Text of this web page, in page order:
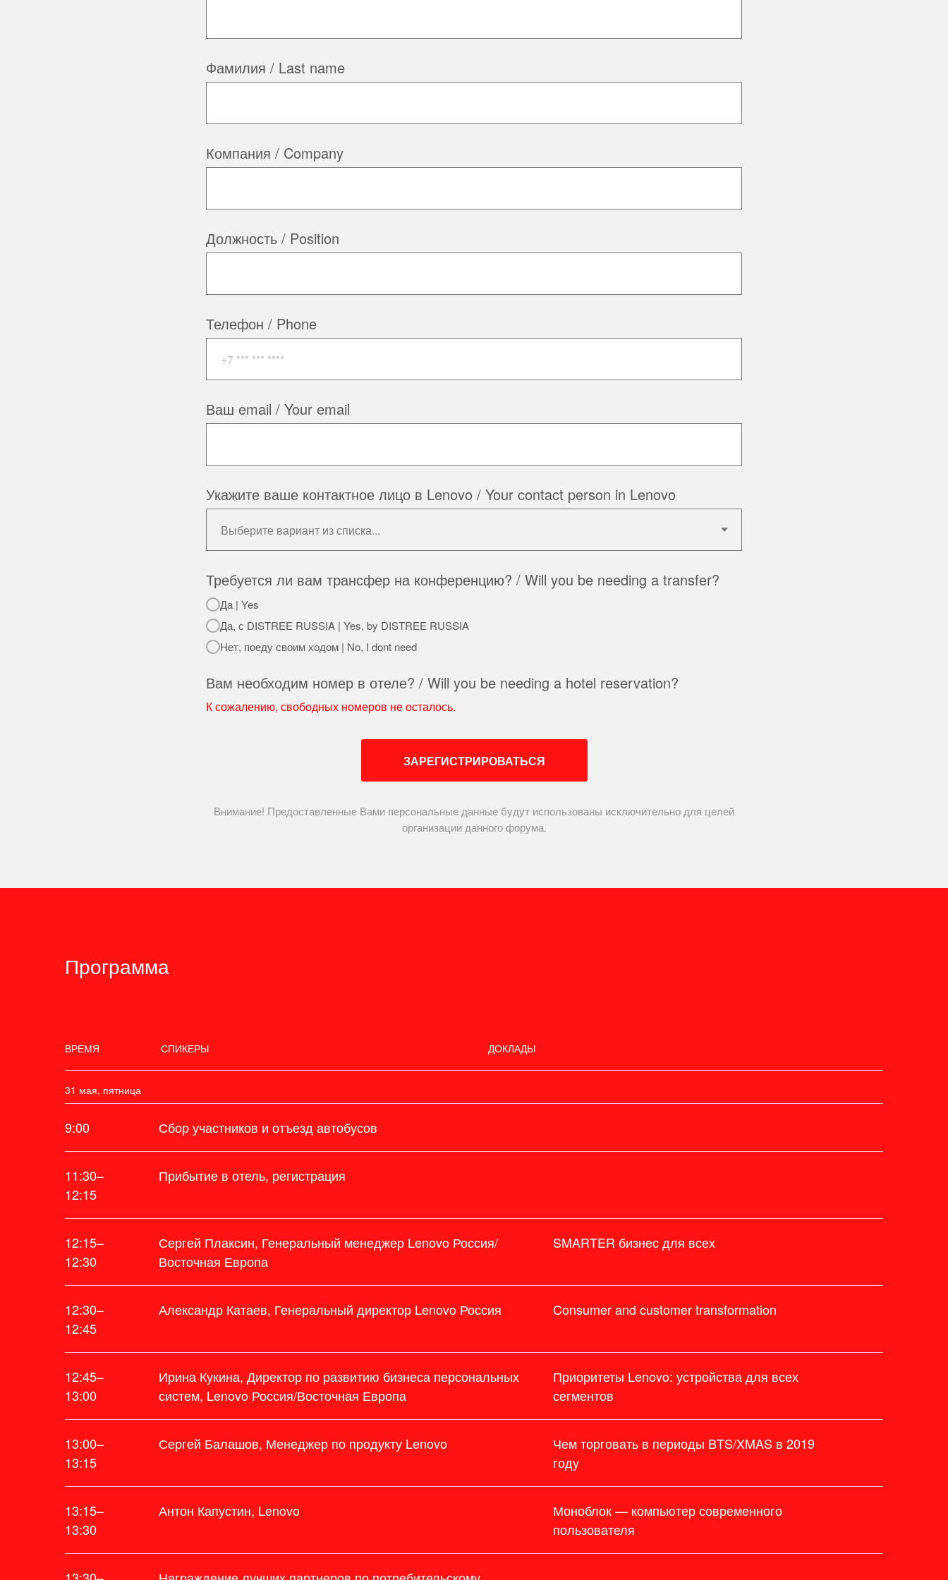
Фамилия / Last name
Компания / Company
Должность / Position
Телефон / Phone
Ваш email / Your email
Укажите ваше контактное лицо в Lenovo / Your contact person in Lenovo
Требуется ли вам трансфер на конференцию? / Will you be needing a transfer?
Да | Yes
Да, с DISTREE RUSSIA | Yes, by DISTREE RUSSIA
Нет, поеду своим ходом | No, I dont need
Вам необходим номер в отеле? / Will you be needing a hotel reservation?
К сожалению, свободных номеров не осталось.
ЗАРЕГИСТРИРОВАТЬСЯ
Внимание! Предоставленные Вами персональные данные будут использованы исключительно для целей
организации данного форума.
Программа
ВРЕМЯ СПИКЕРЫ ДОКЛАДЫ
31 мая, пятница
9:00 Сбор участников и отъезд автобусов
11:30–
12:15
Прибытие в отель, регистрация
12:15–
12:30
Сергей Плаксин, Генеральный менеджер Lenovo Россия/
Восточная Европа
SMARTER бизнес для всех
12:30–
12:45
Александр Катаев, Генеральный директор Lenovo Россия Consumer and customer transformation
12:45–
13:00
Ирина Кукина, Директор по развитию бизнеса персональных
систем, Lenovo Россия/Восточная Европа
Приоритеты Lenovo: устройства для всех
сегментов
13:00–
13:15
Сергей Балашов, Менеджер по продукту Lenovo
Чем торговать в периоды BTS/XMAS в 2019
году
13:15–
13:30
Антон Капустин, Lenovo
Моноблок — компьютер современного
пользователя